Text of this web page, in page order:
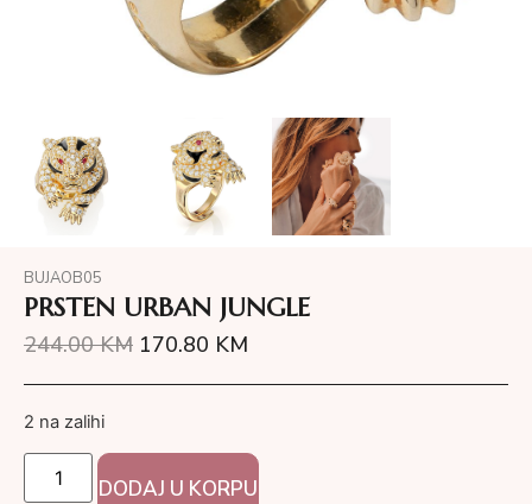
BUJAOB05
PRSTEN URBAN JUNGLE
244.00KM 170.80 KM
2 na zalihi
DODAJ U KORPU